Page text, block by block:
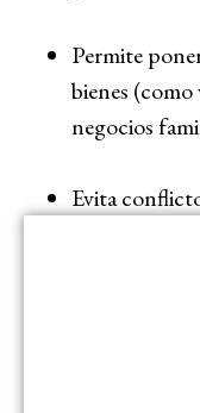
Permite
bienes
negocios
Evita